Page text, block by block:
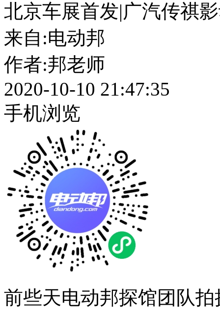
北京车展首发|广汽传祺
来自:电动邦
作者:邦老师
2020-10-10 21:47:35
手机浏览
前些天电动邦探馆团队